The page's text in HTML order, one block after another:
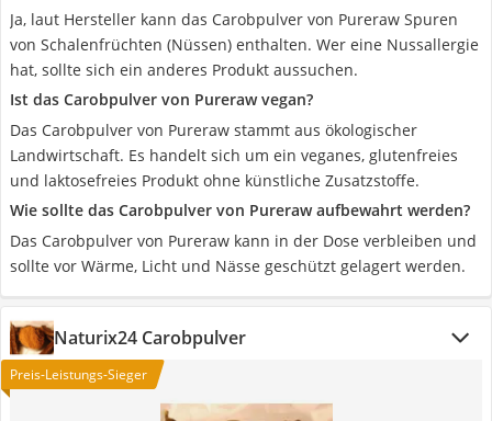
Ja, laut Hersteller kann das Carobpulver von Pureraw Spuren
von Schalenfrüchten (Nüssen) enthalten. Wer eine Nussallergie
hat, sollte sich ein anderes Produkt aussuchen.
Ist das Carobpulver von Pureraw vegan?
Das Carobpulver von Pureraw stammt aus ökologischer
Landwirtschaft. Es handelt sich um ein veganes, glutenfreies
und laktosefreies Produkt ohne künstliche Zusatzstoffe.
Wie sollte das Carobpulver von Pureraw aufbewahrt werden?
Das Carobpulver von Pureraw kann in der Dose verbleiben und
sollte vor Wärme, Licht und Nässe geschützt gelagert werden.
Naturix24 Carobpulver
Preis-Leistungs-Sieger